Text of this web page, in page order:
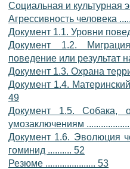
Социальная и культурная
Агрессивность человека
Документ 1.1. Уровни
Документ 1.2.
поведение или результат
Документ 1.3. Охрана
Документ 1.4.
49
Документ 1.5. Собака,
умозаключениям
Документ 1.6. Эволюция
гоминид .......... 52
Резюме ..................... 53